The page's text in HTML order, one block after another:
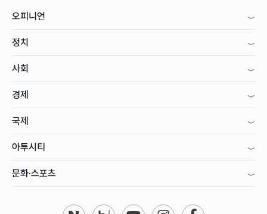
오피니언
정치
사회
경제
국제
아투시티
문화·스포츠